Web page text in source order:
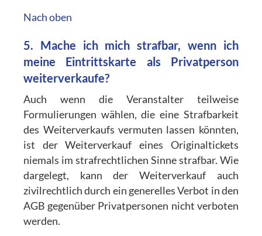
Nach oben
5. Mache ich mich strafbar, wenn ich
meine Eintrittskarte als Privatperson
weiterverkaufe?
Auch wenn die Veranstalter teilweise
Formulierungen wählen, die eine Strafbarkeit
des Weiterverkaufs vermuten lassen könnten,
ist der Weiterverkauf eines Originaltickets
niemals im strafrechtlichen Sinne strafbar. Wie
dargelegt, kann der Weiterverkauf auch
zivilrechtlich durch ein generelles Verbot in den
AGB gegenüber Privatpersonen nicht verboten
werden.